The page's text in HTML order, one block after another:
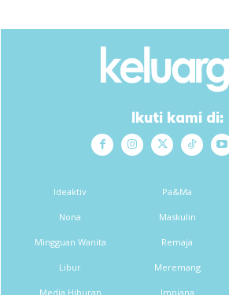
Ikuti kami di:
Ideaktiv
Nona
Mingguan Wanita
Libur
Media Hiburan
Pa&Ma
Maskulin
Remaja
Meremang
Impiana